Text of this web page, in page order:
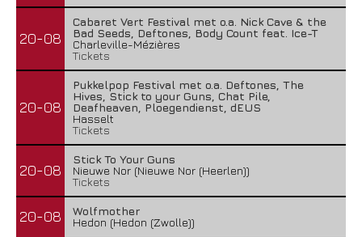
20-08
Cabaret Vert Festival met o.a. Nick Cave & the
Bad Seeds, Deftones, Body Count feat. Ice-T
Charleville-Mézières
Tickets
20-08
Pukkelpop Festival met o.a. Deftones, The
Hives, Stick to your Guns, Chat Pile,
Deafheaven, Ploegendienst, dEUS
Hasselt
Tickets
20-08
Stick To Your Guns
Nieuwe Nor (Nieuwe Nor (Heerlen))
Tickets
20-08
Wolfmother
Hedon (Hedon (Zwolle))